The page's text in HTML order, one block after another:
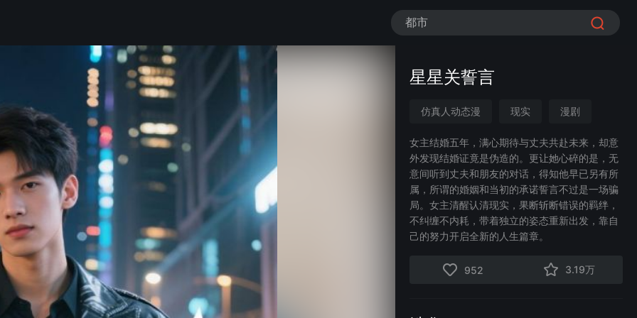
都市
星星关誓言
仿真人动态漫 现实
漫剧
现代言情
励志
婚姻
女性成长
女主结婚五年，满心期待与丈夫共赴未来，却意
外发现结婚证竟是伪造的。更让她心碎的是，无
意间听到丈夫和朋友的对话，得知他早已另有所
属，所谓的婚姻和当初的承诺誓言不过是一场骗
局。女主清醒认清现实，果断斩断错误的羁绊，
不纠缠不内耗，带着独立的姿态重新出发，靠自
己的努力开启全新的人生篇章。
952 3.19万